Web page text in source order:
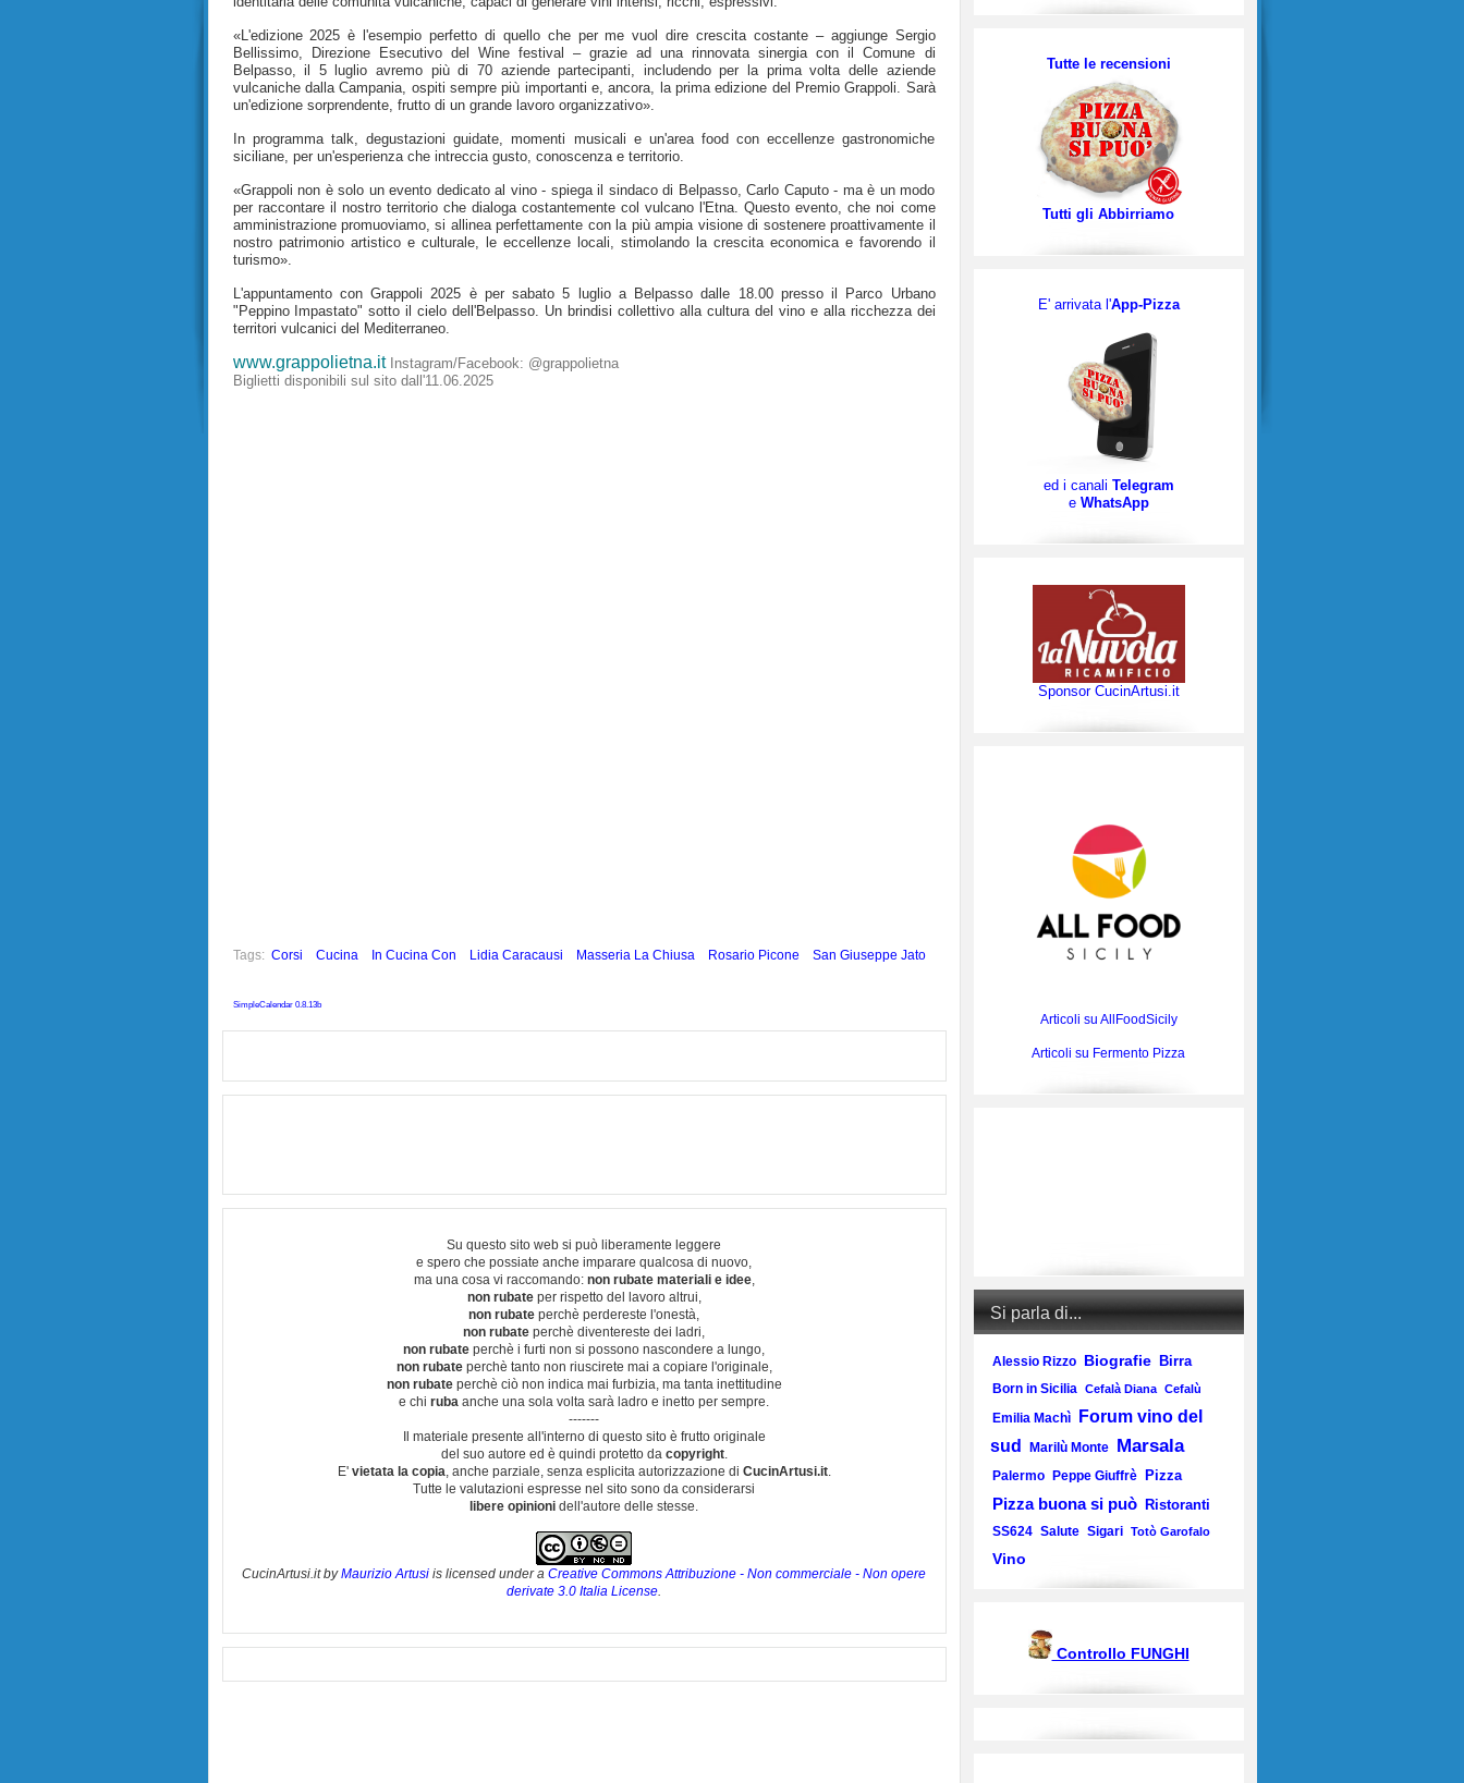
«L'edizione 2025 è l'esempio perfetto di quello che per me vuol dire crescita costante – aggiunge Sergio
Bellissimo, Direzione Esecutivo del Wine festival – grazie ad una rinnovata sinergia con il Comune di
Belpasso, il 5 luglio avremo più di 70 aziende partecipanti, includendo per la prima volta delle aziende
vulcaniche dalla Campania, ospiti sempre più importanti e, ancora, la prima edizione del Premio Grappoli. Sarà
un'edizione sorprendente, frutto di un grande lavoro organizzativo».
In programma talk, degustazioni guidate, momenti musicali e un'area food con eccellenze gastronomiche
siciliane, per un'esperienza che intreccia gusto, conoscenza e territorio.
«Grappoli non è solo un evento dedicato al vino - spiega il sindaco di Belpasso, Carlo Caputo - ma è un modo
per raccontare il nostro territorio che dialoga costantemente col vulcano l'Etna. Questo evento, che noi come
amministrazione promuoviamo, si allinea perfettamente con la più ampia visione di sostenere proattivamente il
nostro patrimonio artistico e culturale, le eccellenze locali, stimolando la crescita economica e favorendo il
turismo».
L'appuntamento con Grappoli 2025 è per sabato 5 luglio a Belpasso dalle 18.00 presso il Parco Urbano
"Peppino Impastato" sotto il cielo dell'Belpasso. Un brindisi collettivo alla cultura del vino e alla ricchezza dei
territori vulcanici del Mediterraneo.
www.grappolietna.itInstagram/Facebook: @grappolietna
Biglietti disponibili sul sito dall'11.06.2025
Tags: Corsi Cucina In Cucina Con Lidia Caracausi Masseria La Chiusa Rosario Picone San Giuseppe Jato
SimpleCalendar 0.8.13b
Su questo sito web si può liberamente leggere
e spero che possiate anche imparare qualcosa di nuovo,
ma una cosa vi raccomando: non rubate materiali e idee,
non rubateper rispetto del lavoro altrui,
non rubate perchè perdereste l'onestà,
non rubate perchè diventereste dei ladri,
non rubate perchè i furti non si possono nascondere a lungo,
non rubateperchè tanto non riuscirete mai a copiare l'originale,
non rubateperchè ciò non indica mai furbizia, ma tanta inettitudine
e chi ruba anche una sola volta sarà ladro e inetto per sempre.
-------
Il materiale presente all'interno di questo sito è frutto originale
del suo autore ed è quindi protetto da copyright.
E' vietata la copia, anche parziale, senza esplicita autorizzazione di CucinArtusi.it.
Tutte le valutazioni espresse nel sito sono da considerarsi
libere opinioni dell'autore delle stesse.
CucinArtusi.itbyMaurizio Artusi is licensed under a Creative Commons Attribuzione - Non commerciale - Non opere
derivate 3.0 Italia License.
Tutte le recensioni
Tutti gli Abbirriamo
E' arrivata l'App-Pizza
ed i canali Telegram
e WhatsApp
Sponsor CucinArtusi.it
Articoli su AllFoodSicily
Articoli su Fermento Pizza
Si parla di...
Alessio Rizzo Biografie Birra
Born in Sicilia Cefalà Diana Cefalù
Emilia Machì
Forum vino del
sud
Marilù Monte Marsala
Palermo Peppe Giuffrè Pizza
Pizza buona si può Ristoranti
SS624 Salute Sigari Totò Garofalo
Vino
Controllo FUNGHI